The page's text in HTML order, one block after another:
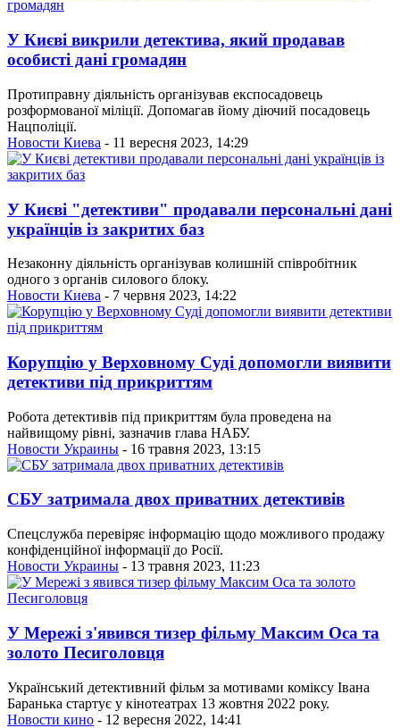
У Києві викрили детектива, який продавав
особисті дані громадян
Протиправну діяльність організував експосадовець
розформованої міліції. Допомагав йому діючий посадовець
Нацполіції.
Новости Киева - 11 вересня 2023, 14:29
У Києві "детективи" продавали персональні дані
українців із закритих баз
Незаконну діяльність організував колишній співробітник
одного з органів силового блоку.
Новости Киева - 7 червня 2023, 14:22
Корупцію у Верховному Суді допомогли виявити
детективи під прикриттям
Робота детективів під прикриттям була проведена на
найвищому рівні, зазначив глава НАБУ.
Новости Украины - 16 травня 2023, 13:15
СБУ затримала двох приватних детективів
Спецслужба перевіряє інформацію щодо можливого продажу
конфіденційної інформації до Росії.
Новости Украины - 13 травня 2023, 11:23
У Мережі з'явився тизер фільму Максим Оса та
золото Песиголовця
Український детективний фільм за мотивами коміксу Івана
Баранька стартує у кінотеатрах 13 жовтня 2022 року.
Новости кино - 12 вересня 2022, 14:41